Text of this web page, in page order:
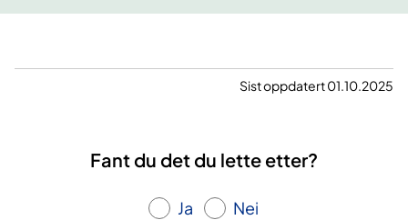
Sist oppdatert 01.10.2025
Fant du det du lette etter?
Ja Nei